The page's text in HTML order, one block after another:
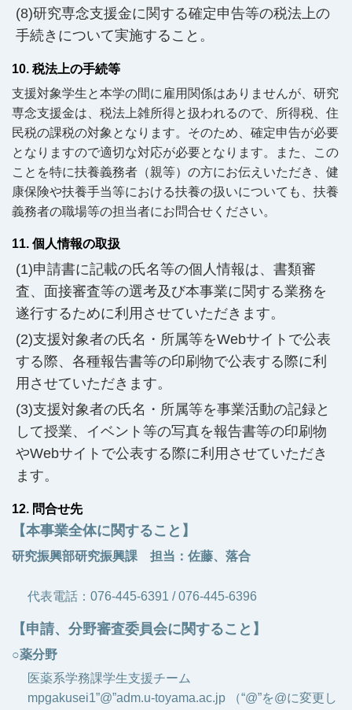
研究専念支援金に関する確定申告等の税法上の
手続きについて実施すること。
10. 税法上の手続等
支援対象学生と本学の間に雇用関係はありませんが、研究
専念支援金は、税法上雑所得と扱われるので、所得税、住
民税の課税の対象となります。そのため、確定申告が必要
となりますので適切な対応が必要となります。また、この
ことを特に扶養義務者（親等）の方にお伝えいただき、健
康保険や扶養手当等における扶養の扱いについても、扶養
義務者の職場等の担当者にお問合せください。
11. 個人情報の取扱
申請書に記載の氏名等の個人情報は、書類審
査、面接審査等の選考及び本事業に関する業務を
遂行するために利用させていただきます。
支援対象者の氏名・所属等をWebサイトで公表
する際、各種報告書等の印刷物で公表する際に利
用させていただきます。
支援対象者の氏名・所属等を事業活動の記録と
して授業、イベント等の写真を報告書等の印刷物
やWebサイトで公表する際に利用させていただき
ます。
12. 問合せ先
【本事業全体に関すること】
研究振興部研究振興課 担当：佐藤、落合
代表電話：076-445-6391 / 076-445-6396
【申請、分野審査委員会に関すること】
○薬分野
医薬系学務課学生支援チーム
mpgakusei1”@”adm.u-toyama.ac.jp （“@”を@に変更し